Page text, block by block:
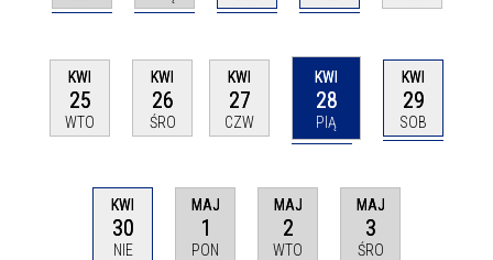
KWI
25
WTO
KWI
26
ŚRO
KWI
27
CZW
KWI
28
PIĄ
KWI
29
SOB
KWI
30
NIE
MAJ
1
PON
MAJ
2
WTO
MAJ
3
ŚRO